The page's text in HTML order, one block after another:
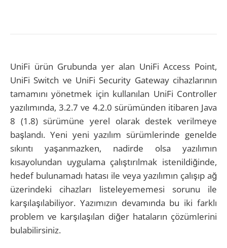
UniFi ürün Grubunda yer alan UniFi Access Point,
UniFi Switch ve UniFi Security Gateway cihazlarının
tamamını yönetmek için kullanılan UniFi Controller
yazılımında, 3.2.7 ve 4.2.0 sürümünden itibaren Java
8 (1.8) sürümüne yerel olarak destek verilmeye
başlandı. Yeni yeni yazılım sürümlerinde genelde
sıkıntı yaşanmazken, nadirde olsa yazılımın
kısayolundan uygulama çalıştırılmak istenildiğinde,
hedef bulunamadı hatası ile veya yazılımın çalışıp ağ
üzerindeki cihazları listeleyememesi sorunu ile
karşılaşılabiliyor. Yazımızın devamında bu iki farklı
problem ve karşılaşılan diğer hataların çözümlerini
bulabilirsiniz.